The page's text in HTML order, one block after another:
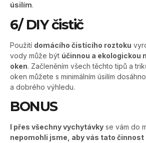
úsilím.
6/ DIY čistič
Použití domácího čistícího roztoku
vody může být účinnou a ekologickou
oken. Začleněním všech těchto tipů a
oken můžete s minimálním úsilím
a dobrého výhledu.
BONUS
I přes všechny vychytávky se vám do
nepomohli jsme, aby vás tato činnost